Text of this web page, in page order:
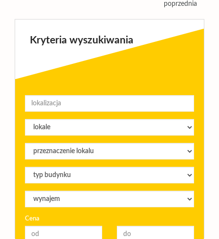
poprzednia
Kryteria wyszukiwania
Cena